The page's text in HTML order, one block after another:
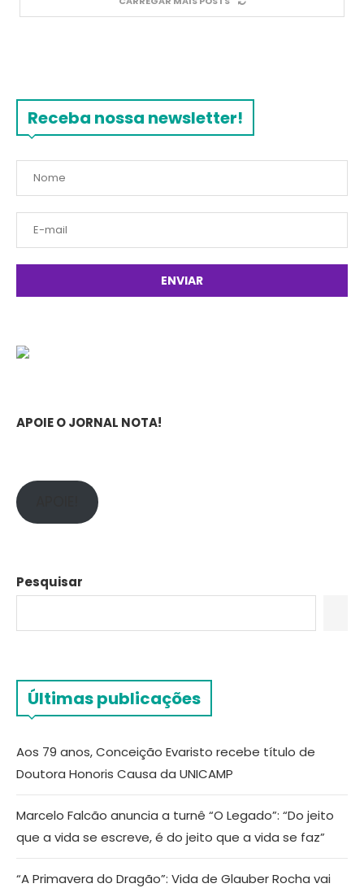
Receba nossa newsletter!
APOIE O JORNAL NOTA!
Pesquisar
Últimas publicações
Aos 79 anos, Conceição Evaristo recebe título de
Doutora Honoris Causa da UNICAMP
Marcelo Falcão anuncia a turnê “O Legado”: “Do jeito
que a vida se escreve, é do jeito que a vida se faz”
“A Primavera do Dragão”: Vida de Glauber Rocha vai